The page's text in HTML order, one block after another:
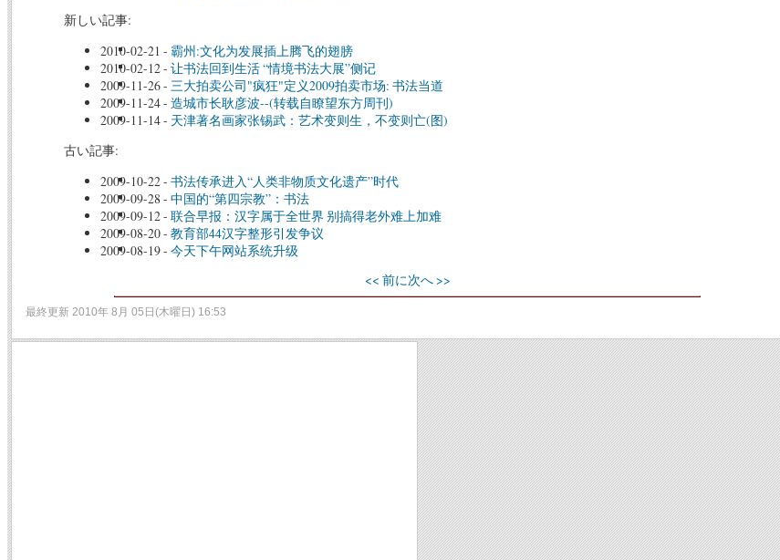
新しい記事:
2010-02-21 - 霸州:文化为发展插上腾飞的翅膀
2010-02-12- 让书法回到生活 “情境书法大展”侧记
2009-11-26- 三大拍卖公司"疯狂"定义2009拍卖市场: 书法当道
2009-11-24- 造城市长耿彦波--(转载自瞭望东方周刊)
2009-11-14- 天津著名画家张锡武：艺术变则生，不变则亡(图)
古い記事:
2009-10-22- 书法传承进入“人类非物质文化遗产”时代
2009-09-28 - 中国的“第四宗教”：书法
2009-09-12- 联合早报：汉字属于全世界 别搞得老外难上加难
2009-08-20- 教育部44汉字整形引发争议
2009-08-19- 今天下午网站系统升级
<< 前に次へ >>
最終更新 2010年 8月 05日(木曜日) 16:53